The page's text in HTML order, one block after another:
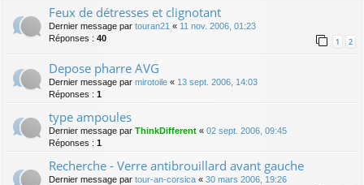
Feux de détresses et clignotant
Dernier message par touran21 « 11 nov. 2006, 01:23
Réponses : 40 1 2
Depose pharre AVG
Dernier message par mirotoile « 13 sept. 2006, 14:03
Réponses : 1
type ampoules
Dernier message par ThinkDifferent « 02 sept. 2006, 09:45
Réponses : 1
Recherche - Verre antibrouillard avant gauche
Dernier message par tour-an-corsica « 30 mars 2006, 19:26